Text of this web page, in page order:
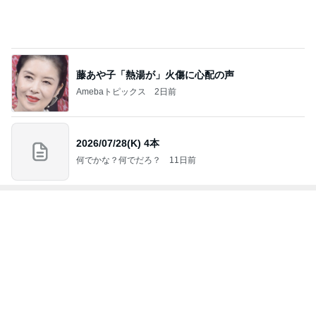
藤あや子「熱湯が」火傷に心配の声
Amebaトピックス 2日前
2026/07/28(K) 4本
何でかな？何でだろ？ 11日前